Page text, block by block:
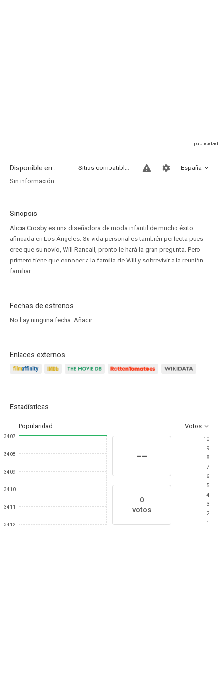
Disponible en... España
Sitios compatibles
Sin información
Sinopsis
Alicia Crosby es una diseñadora de moda infantil de mucho éxito
afincada en Los Ángeles. Su vida personal es también perfecta pues
cree que su novio, Will Randall, pronto le hará la gran pregunta. Pero
primero tiene que conocer a la familia de Will y sobrevivir a la reunión
familiar.
Fechas de estrenos
No hay ninguna fecha. Añadir
Enlaces externos
Estadísticas
Popularidad Votos
3407
3408
3409
3410
3411
3412
--
0
votos
10
9
8
7
6
5
4
3
2
1